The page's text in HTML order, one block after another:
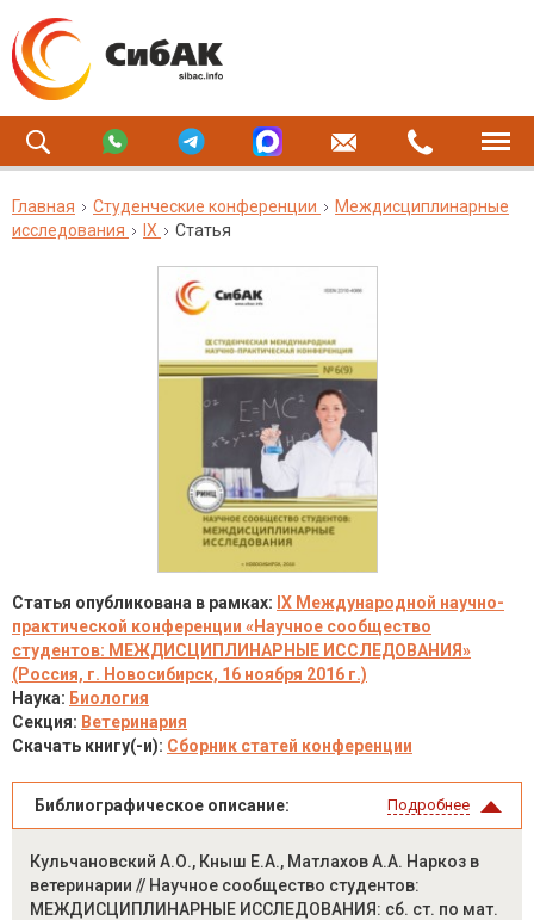
Главная Студенческие конференции
Междисциплинарные
исследования
IX Статья
Статья опубликована в рамках: IX Международной научно-
практической конференции «Научное сообщество
студентов: МЕЖДИСЦИПЛИНАРНЫЕ ИССЛЕДОВАНИЯ»
(Россия, г. Новосибирск, 16 ноября 2016 г.)
Наука: Биология
Секция: Ветеринария
Скачать книгу(-и): Сборник статей конференции
Библиографическое описание: Подробнее
Кульчановский А.О., Кныш Е.А., Матлахов А.А. Наркоз в
ветеринарии // Научное сообщество студентов:
МЕЖДИСЦИПЛИНАРНЫЕ ИССЛЕДОВАНИЯ: сб. ст. по мат.